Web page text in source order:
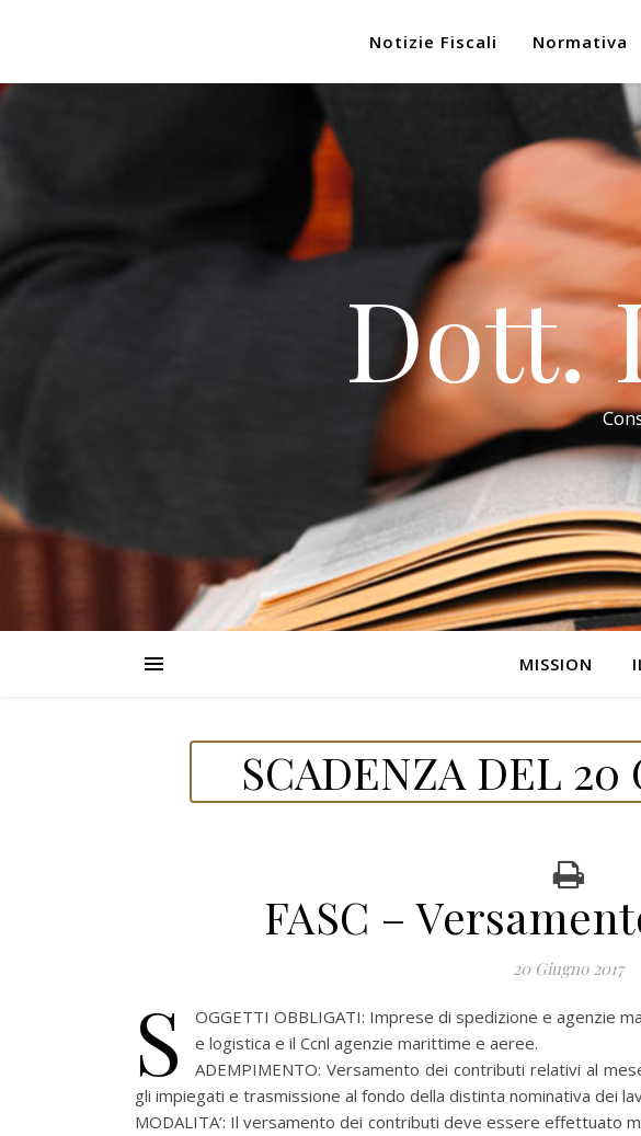
Notizie Fiscali Normativa
Dott.
MISSION
SCADENZA DEL 20
FASC –
20 Giugno 2017
S
OGGETTI OBBLIGATI: Imprese di spedizione e agenzie
e logistica e il Ccnl agenzie marittime e aeree.
ADEMPIMENTO: Versamento dei contributi relativi al
gli impiegati e trasmissione al fondo della distinta nominativa dei
MODALITA’: Il versamento dei contributi deve essere effettuato